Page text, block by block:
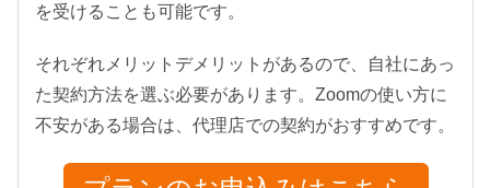
を受けることも可能です。
それぞれメリットデメリットがあるので、自社にあっ
た契約方法を選ぶ必要があります。Zoomの使い方に
不安がある場合は、代理店での契約がおすすめです。